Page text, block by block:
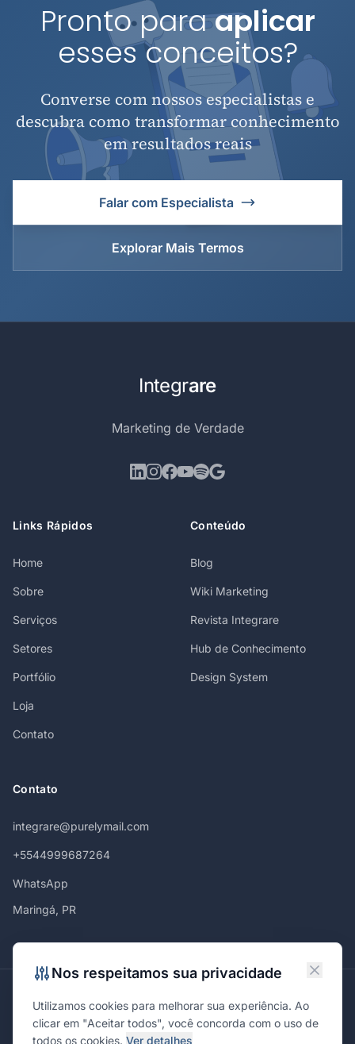
Pronto paraaplicar
esses conceitos?
Converse com nossos especialistas e
descubra como transformar conhecimento
em resultados reais
Falar com Especialista
Explorar Mais Termos
Integrare
Marketing de Verdade
Links Rápidos
Home
Sobre
Serviços
Setores
Portfólio
Loja
Contato
Conteúdo
Blog
Wiki Marketing
Revista Integrare
Hub de Conhecimento
Design System
Contato
integrare@purelymail.com
+5544999687264
WhatsApp
Maringá, PR
MaringáCuritibaSão PauloLondrinaCascavelPonta Grossa
Florianópolis BrasíliaJoinvilleCampinas
Nos respeitamos sua privacidade
Utilizamos cookies para melhorar sua experiência. Ao
clicar em "Aceitar todos", você concorda com o uso de
todos os cookies. Ver detalhes